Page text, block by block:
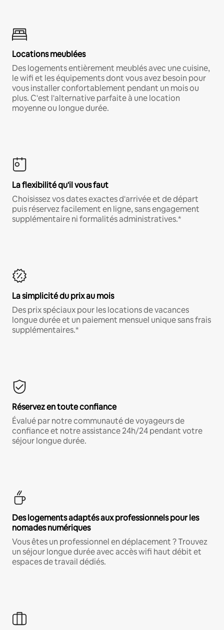
Locations meublées
Des logements entièrement meublés avec une cuisine,
le wifi et les équipements dont vous avez besoin pour
vous installer confortablement pendant un mois ou
plus. C'est l'alternative parfaite à une location
moyenne ou longue durée.
La flexibilité qu'il vous faut
Choisissez vos dates exactes d'arrivée et de départ
puis réservez facilement en ligne, sans engagement
supplémentaire ni formalités administratives.*
La simplicité du prix au mois
Des prix spéciaux pour les locations de vacances
longue durée et un paiement mensuel unique sans frais
supplémentaires.*
Réservez en toute confiance
Évalué par notre communauté de voyageurs de
confiance et notre assistance 24h/24 pendant votre
séjour longue durée.
Des logements adaptés aux professionnels pour les
nomades numériques
Vous êtes un professionnel en déplacement ? Trouvez
un séjour longue durée avec accès wifi haut débit et
espaces de travail dédiés.